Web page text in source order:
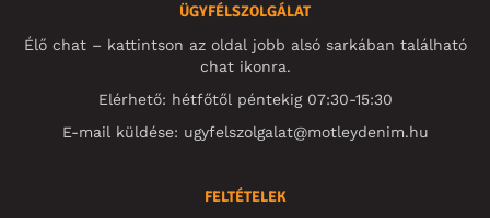
ÜGYFÉLSZOLGÁLAT
Élő chat – kattintson az oldal jobb alsó sarkában található
chat ikonra.
Elérhető: hétfőtől péntekig 07:30-15:30
E-mail küldése: ugyfelszolgalat@motleydenim.hu
FELTÉTELEK